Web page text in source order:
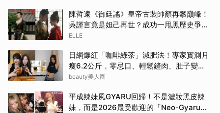
陳哲遠《御廷謠》皇帝古裝帥顏再攀巔峰！
吳謹言竟是妲己再世？成功一甩黑歷史爭議
| ELLE
ELLE
日網爆紅「咖啡綠茶」減肥法！專家實測月
瘦6.2公斤，零忌口、輕鬆鏟肉、肚子變
小！
beauty美人圈
平成辣妹風GYARU回歸！不是濃妝黑皮辣
妹，而是2026最受歡迎的「Neo-Gyaru」